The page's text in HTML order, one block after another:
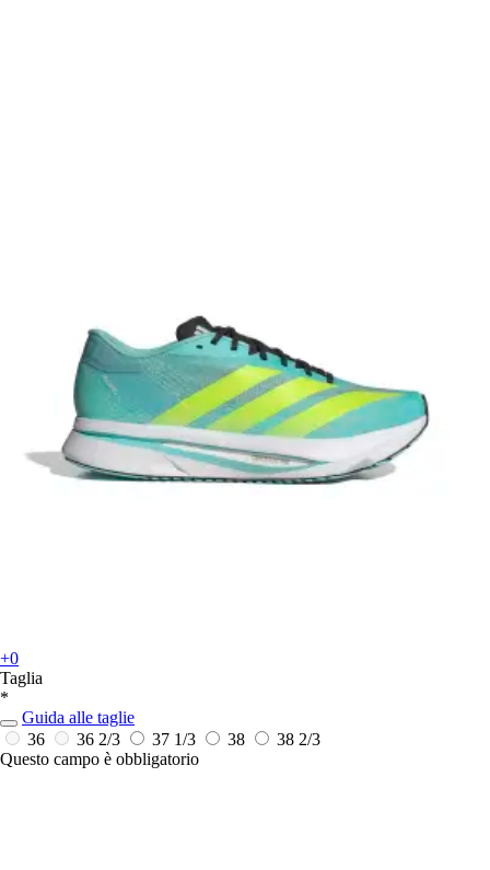
+0
Taglia
*
Guida alle taglie
36
36 2/3 37 1/3 38
38 2/3
Questo campo è obbligatorio